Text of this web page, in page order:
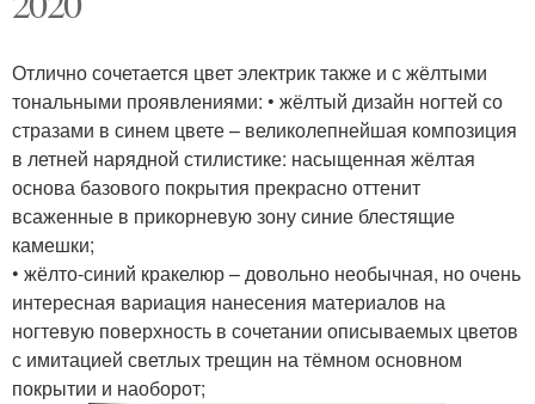
Отлично сочетается цвет электрик также и с жёлтыми
тональными проявлениями: • жёлтый дизайн ногтей со
стразами в синем цвете – великолепнейшая композиция
в летней нарядной стилистике: насыщенная жёлтая
основа базового покрытия прекрасно оттенит
всаженные в прикорневую зону синие блестящие
камешки;
• жёлто-синий кракелюр – довольно необычная, но очень
интересная вариация нанесения материалов на
ногтевую поверхность в сочетании описываемых цветов
с имитацией светлых трещин на тёмном основном
покрытии и наоборот;